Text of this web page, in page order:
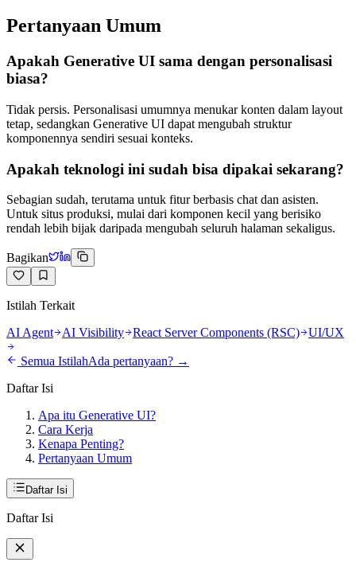
Pertanyaan Umum
Apakah Generative UI sama dengan personalisasi
biasa?
Tidak persis. Personalisasi umumnya menukar konten dalam layout
tetap, sedangkan Generative UI dapat mengubah struktur
komponennya sendiri sesuai konteks.
Apakah teknologi ini sudah bisa dipakai sekarang?
Sebagian sudah, terutama untuk fitur berbasis chat dan asisten.
Untuk situs produksi, mulai dari komponen kecil yang berisiko
rendah lebih bijak daripada mengubah seluruh halaman sekaligus.
Bagikan
Istilah Terkait
AI Agent
AI Visibility React Server Components (RSC) UI/UX
Semua IstilahAda pertanyaan? →
Daftar Isi
Apa itu Generative UI?
Cara Kerja
Kenapa Penting?
Pertanyaan Umum
Daftar Isi
Daftar Isi